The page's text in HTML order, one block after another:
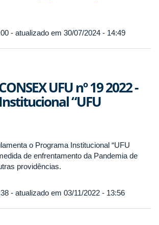
- atualizado em 30/07/2024 - 14:49
UFU nº 19 2022 -
“UFU
o Programa Institucional “UFU
de enfrentamento da Pandemia de
providências.
- atualizado em 03/11/2022 - 13:56